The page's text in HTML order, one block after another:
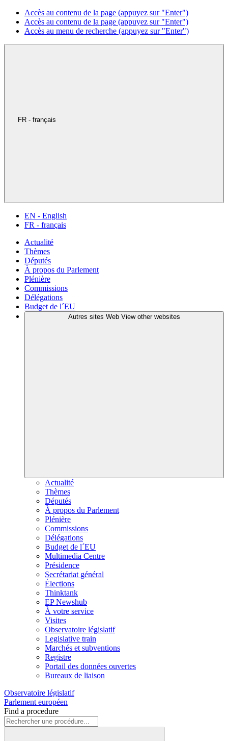
Accès au contenu de la page (appuyez sur "Enter")
Accès au contenu de la page (appuyez sur "Enter")
Accès au menu de recherche (appuyez sur "Enter")
FR - français
EN - English
FR - français
Actualité
Thèmes
Députés
À propos du Parlement
Plénière
Commissions
Délégations
Budget de l´EU
Autres sites Web View other websites
Actualité
Thèmes
Députés
À propos du Parlement
Plénière
Commissions
Délégations
Budget de l´EU
Multimedia Centre
Présidence
Secrétariat général
Élections
Thinktank
EP Newshub
À votre service
Visites
Observatoire législatif
Legislative train
Marchés et subventions
Registre
Portail des données ouvertes
Bureaux de liaison
Observatoire législatif
Parlement européen
Find a procedure